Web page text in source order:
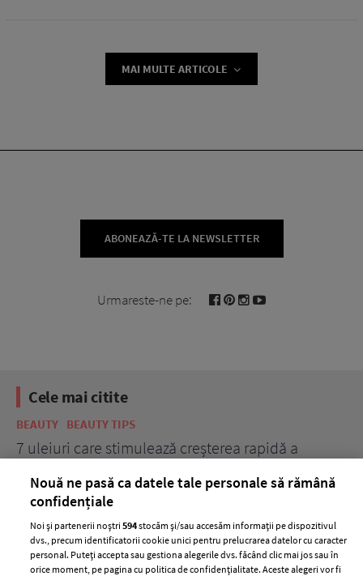
MAI MULTE ARTICOLE
ABONEAZĂ-TE LA NEWSLETTER
Urmareste-ne pe:
Cele mai citite
BEAUTY BEAUTY TIPS
7 uleiuri care stimulează creșterea rapidă a
Nouă ne pasă ca datele tale personale să rămână
confidențiale
Noi și partenerii noștri594stocăm și/sau accesăm informații pe dispozitivul
dvs., precum identificatorii cookie unici pentru prelucrarea datelor cu caracter
personal. Puteți accepta sau gestiona alegerile dvs. făcând clic mai jos sau în
orice moment, pe pagina cu politica de confidențialitate. Aceste alegeri vor fi